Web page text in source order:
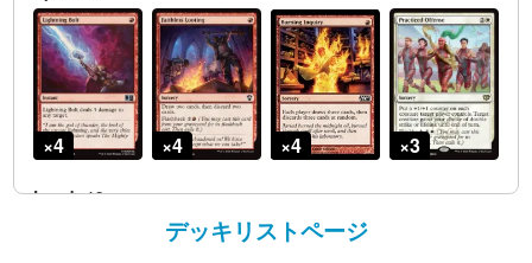
デッキリストページ